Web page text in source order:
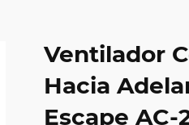
Ventilador
Hacia
Escape AC-